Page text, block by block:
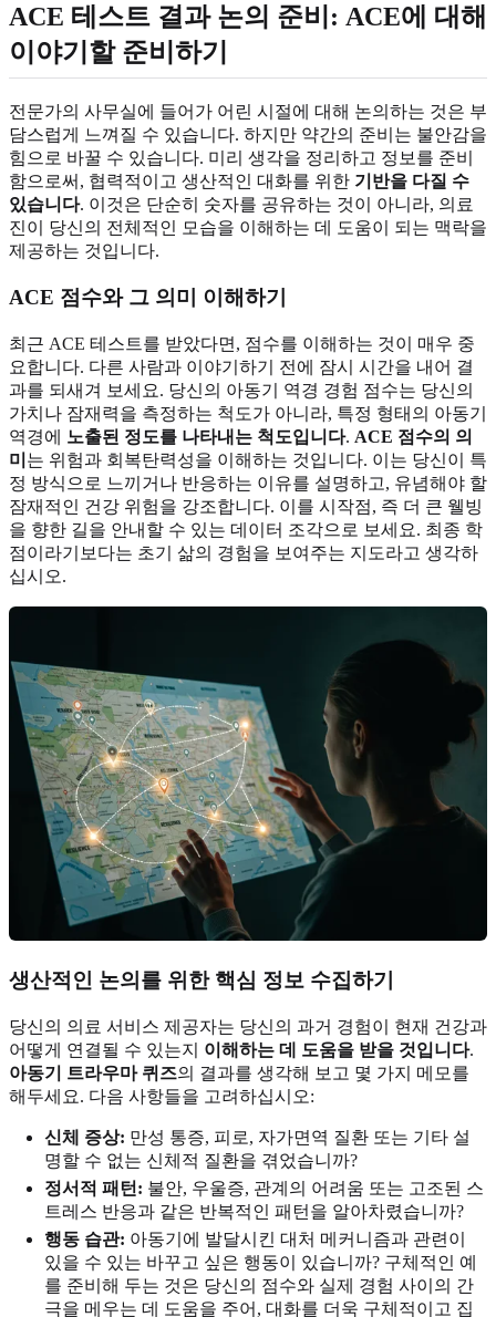
ACE 테스트 결과 논의 준비: ACE에 대해
이야기할 준비하기
전문가의 사무실에 들어가 어린 시절에 대해 논의하는 것은 부
담스럽게 느껴질 수 있습니다. 하지만 약간의 준비는 불안감을
힘으로 바꿀 수 있습니다. 미리 생각을 정리하고 정보를 준비
함으로써, 협력적이고 생산적인 대화를 위한 기반을 다질 수
있습니다. 이것은 단순히 숫자를 공유하는 것이 아니라, 의료
진이 당신의 전체적인 모습을 이해하는 데 도움이 되는 맥락을
제공하는 것입니다.
ACE 점수와 그 의미 이해하기
최근 ACE 테스트를 받았다면, 점수를 이해하는 것이 매우 중
요합니다. 다른 사람과 이야기하기 전에 잠시 시간을 내어 결
과를 되새겨 보세요. 당신의 아동기 역경 경험 점수는 당신의
가치나 잠재력을 측정하는 척도가 아니라, 특정 형태의 아동기
역경에 노출된 정도를 나타내는 척도입니다. ACE 점수의 의
미 는 위험과 회복탄력성을 이해하는 것입니다. 이는 당신이 특
정 방식으로 느끼거나 반응하는 이유를 설명하고, 유념해야 할
잠재적인 건강 위험을 강조합니다. 이를 시작점, 즉 더 큰 웰빙
을 향한 길을 안내할 수 있는 데이터 조각으로 보세요. 최종 학
점이라기보다는 초기 삶의 경험을 보여주는 지도라고 생각하
십시오.
생산적인 논의를 위한 핵심 정보 수집하기
당신의 의료 서비스 제공자는 당신의 과거 경험이 현재 건강과
어떻게 연결될 수 있는지 이해하는 데 도움을 받을 것입니다.
아동기 트라우마 퀴즈의 결과를 생각해 보고 몇 가지 메모를
해두세요. 다음 사항들을 고려하십시오:
신체 증상: 만성 통증, 피로, 자가면역 질환 또는 기타 설
명할 수 없는 신체적 질환을 겪었습니까?
정서적 패턴: 불안, 우울증, 관계의 어려움 또는 고조된 스
트레스 반응과 같은 반복적인 패턴을 알아차렸습니까?
행동 습관: 아동기에 발달시킨 대처 메커니즘과 관련이
있을 수 있는 바꾸고 싶은 행동이 있습니까? 구체적인 예
를 준비해 두는 것은 당신의 점수와 실제 경험 사이의 간
극을 메우는 데 도움을 주어, 대화를 더욱 구체적이고 집